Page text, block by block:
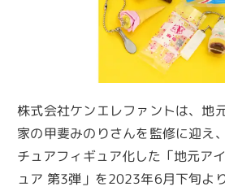
株式会社ケンエレファントは、地
家の甲斐みのりさんを監修に迎え
チュアフィギュア化した「地元ア
ュア 第3弾」を2023年6月下旬よ